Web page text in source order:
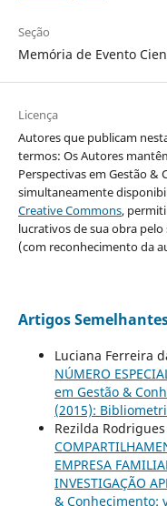
Seção
Memória de Evento
Licença
Autores que publicam
termos: Os Autores
Perspectivas em Gestão
simultaneamente
Creative Commons,
lucrativos de sua obra
(com reconhecimento da
Artigos
Luciana Ferreira
NÚMERO
em Gestão &
(2015):
Rezilda
EMPRESA
INVESTIGAÇÃO
& Conhecimento: